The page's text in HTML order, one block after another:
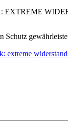
EXTREME
Schutz
extreme